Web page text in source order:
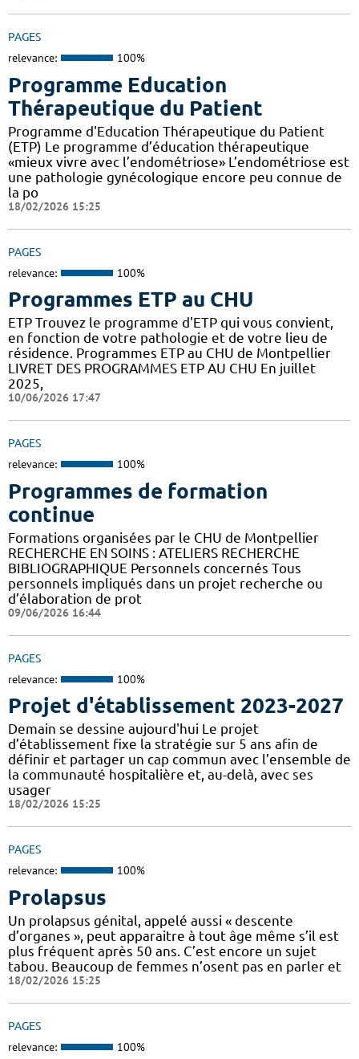
PAGES
relevance: 100%
Programme Education
Thérapeutique du Patient
Programme d'Education Thérapeutique du Patient
(ETP) Le programme d’éducation thérapeutique
«mieux vivre avec l’endométriose» L’endométriose est
une pathologie gynécologique encore peu connue de
la po
18/02/2026 15:25
PAGES
relevance: 100%
Programmes ETP au CHU
ETP Trouvez le programme d'ETP qui vous convient,
en fonction de votre pathologie et de votre lieu de
résidence. Programmes ETP au CHU de Montpellier
LIVRET DES PROGRAMMES ETP AU CHU En juillet
2025,
10/06/2026 17:47
PAGES
relevance: 100%
Programmes de formation
continue
Formations organisées par le CHU de Montpellier
RECHERCHE EN SOINS : ATELIERS RECHERCHE
BIBLIOGRAPHIQUE Personnels concernés Tous
personnels impliqués dans un projet recherche ou
d’élaboration de prot
09/06/2026 16:44
PAGES
relevance: 100%
Projet d'établissement 2023-2027
Demain se dessine aujourd'hui Le projet
d’établissement fixe la stratégie sur 5 ans afin de
définir et partager un cap commun avec l’ensemble de
la communauté hospitalière et, au-delà, avec ses
usager
18/02/2026 15:25
PAGES
relevance: 100%
Prolapsus
Un prolapsus génital, appelé aussi « descente
d’organes », peut apparaitre à tout âge même s’il est
plus fréquent après 50 ans. C’est encore un sujet
tabou. Beaucoup de femmes n’osent pas en parler et
18/02/2026 15:25
PAGES
relevance: 100%